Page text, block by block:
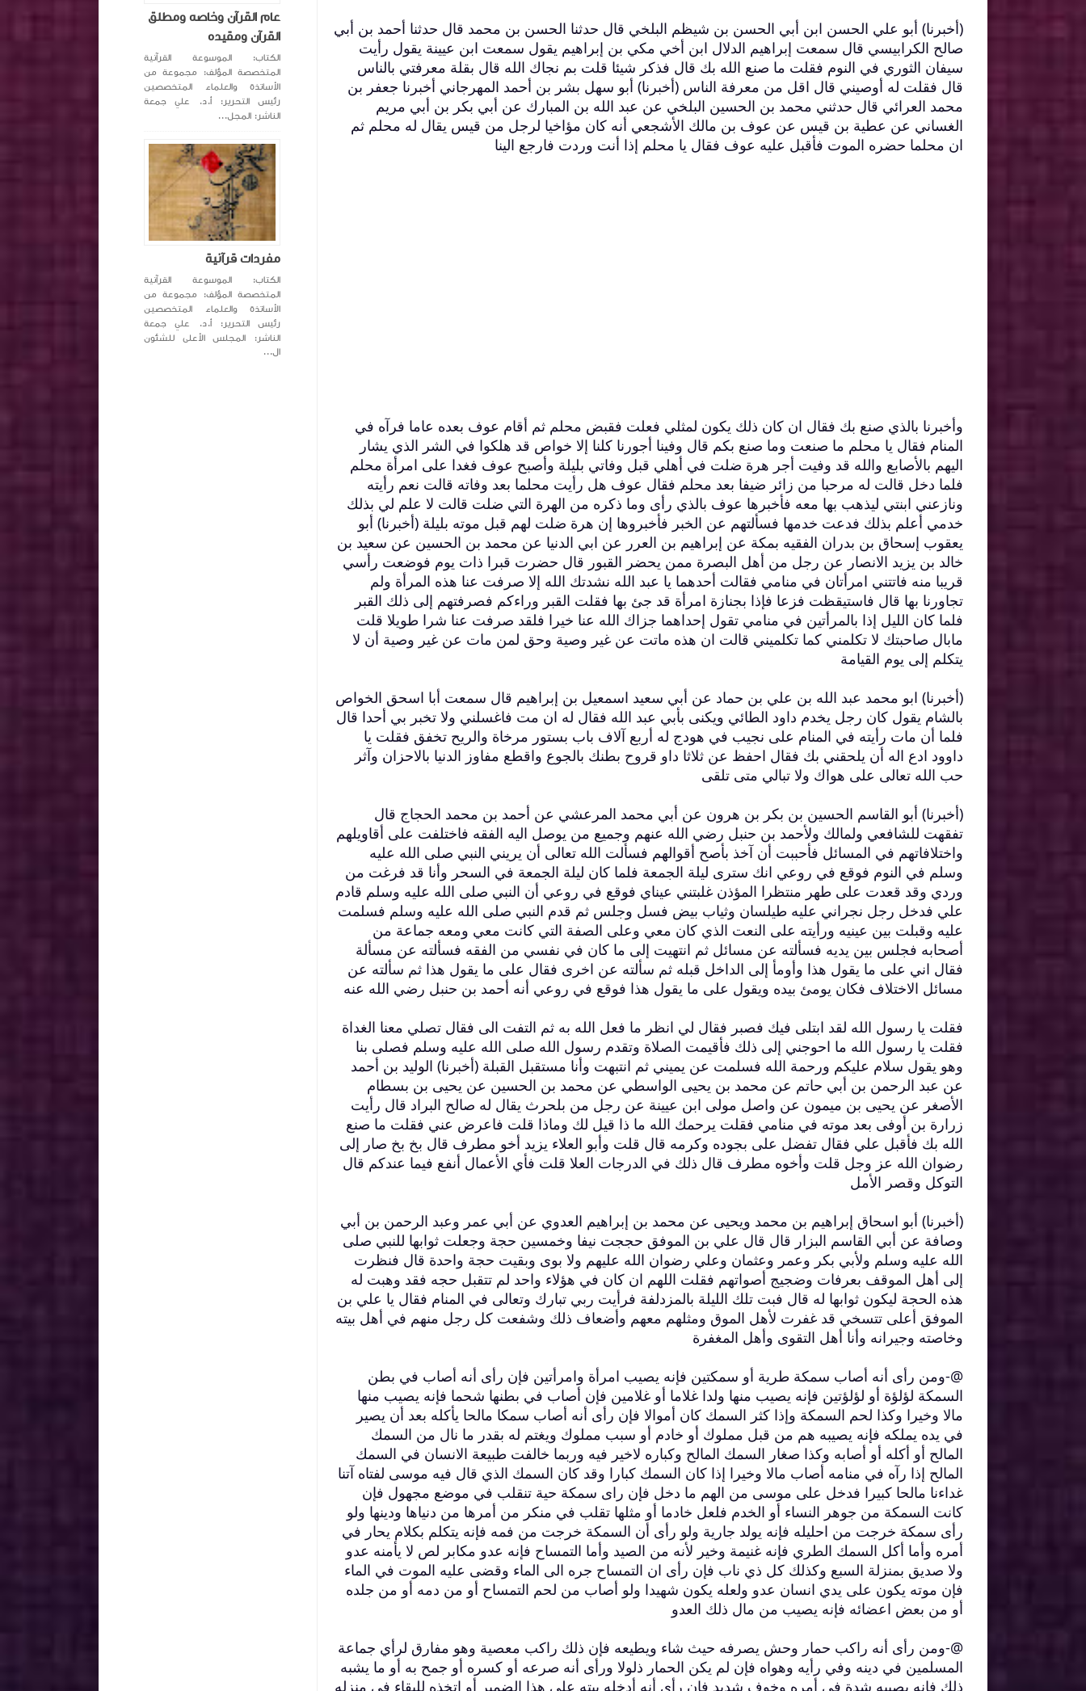
(أخبرنا) أبو علي الحسن ابن أبي الحسن بن شيظم البلخي قال حدثنا الحسن بن محمد قال حدثنا أحمد بن أبي
صالح الكرابيسي قال سمعت إبراهيم الدلال ابن أخي مكي بن إبراهيم يقول سمعت ابن عيينة يقول رأيت
سيفان الثوري في النوم فقلت ما صنع الله بك قال فذكر شيئا قلت بم نجاك الله قال بقلة معرفتي بالناس
قال فقلت له أوصيني قال اقل من معرفة الناس (أخبرنا) أبو سهل بشر بن أحمد المهرجاني أخبرنا جعفر بن
محمد العرائي قال حدثني محمد بن الحسين البلخي عن عبد الله بن المبارك عن أبي بكر بن أبي مريم
الغساني عن عطية بن قيس عن عوف بن مالك الأشجعي أنه كان مؤاخيا لرجل من قيس يقال له محلم ثم
ان محلما حضره الموت فأقبل عليه عوف فقال يا محلم إذا أنت وردت فارجع الينا
وأخبرنا بالذي صنع بك فقال ان كان ذلك يكون لمثلي فعلت فقبض محلم ثم أقام عوف بعده عاما فرآه في
المنام فقال يا محلم ما صنعت وما صنع بكم قال وفينا أجورنا كلنا إلا خواص قد هلكوا في الشر الذي يشار
اليهم بالأصابع والله قد وفيت أجر هرة ضلت في أهلي قبل وفاتي بليلة وأصبح عوف فغدا على امرأة محلم
فلما دخل قالت له مرحبا من زائر ضيفا بعد محلم فقال عوف هل رأيت محلما بعد وفاته قالت نعم رأيته
ونازعني ابنتي ليذهب بها معه فأخبرها عوف بالذي رأى وما ذكره من الهرة التي ضلت قالت لا علم لي بذلك
خدمي أعلم بذلك فدعت خدمها فسألتهم عن الخبر فأخبروها إن هرة ضلت لهم قبل موته بليلة (أخبرنا) أبو
يعقوب إسحاق بن بدران الفقيه بمكة عن إبراهيم بن العرر عن ابي الدنيا عن محمد بن الحسين عن سعيد بن
خالد بن يزيد الانصار عن رجل من أهل البصرة ممن يحضر القبور قال حضرت قبرا ذات يوم فوضعت رأسي
قريبا منه فاتتني امرأتان في منامي فقالت أحدهما يا عبد الله نشدتك الله إلا صرفت عنا هذه المرأة ولم
تجاورنا بها قال فاستيقظت فزعا فإذا بجنازة امرأة قد جئ بها فقلت القبر وراءكم فصرفتهم إلى ذلك القبر
فلما كان الليل إذا بالمرأتين في منامي تقول إحداهما جزاك الله عنا خيرا فلقد صرفت عنا شرا طويلا قلت
مابال صاحبتك لا تكلمني كما تكلميني قالت ان هذه ماتت عن غير وصية وحق لمن مات عن غير وصية أن لا
يتكلم إلى يوم القيامة
(أخبرنا) ابو محمد عبد الله بن علي بن حماد عن أبي سعيد اسمعيل بن إبراهيم قال سمعت أبا اسحق الخواص
بالشام يقول كان رجل يخدم داود الطائي ويكنى بأبي عبد الله فقال له ان مت فاغسلني ولا تخبر بي أحدا قال
فلما أن مات رأيته في المنام على نجيب في هودج له أربع آلاف باب بستور مرخاة والريح تخفق فقلت يا
داوود ادع اله أن يلحقني بك فقال احفظ عن ثلاثا داو قروح بطنك بالجوع واقطع مفاوز الدنيا بالاحزان وآثر
حب الله تعالى على هواك ولا تبالي متى تلقى
(أخبرنا) أبو القاسم الحسين بن بكر بن هرون عن أبي محمد المرعشي عن أحمد بن محمد الحجاج قال
تفقهت للشافعي ولمالك ولأحمد بن حنبل رضي الله عنهم وجميع من يوصل اليه الفقه فاختلفت على أقاويلهم
واختلافاتهم في المسائل فأحببت أن آخذ بأصح أقوالهم فسألت الله تعالى أن يريني النبي صلى الله عليه
وسلم في النوم فوقع في روعي انك سترى ليلة الجمعة فلما كان ليلة الجمعة في السحر وأنا قد فرغت من
وردي وقد قعدت على طهر منتظرا المؤذن غلبتني عيناي فوقع في روعي أن النبي صلى الله عليه وسلم قادم
علي فدخل رجل نجراني عليه طيلسان وثياب بيض فسل وجلس ثم قدم النبي صلى الله عليه وسلم فسلمت
عليه وقبلت بين عينيه ورأيته على النعت الذي كان معي وعلى الصفة التي كانت معي ومعه جماعة من
أصحابه فجلس بين يديه فسألته عن مسائل ثم انتهيت إلى ما كان في نفسي من الفقه فسألته عن مسألة
فقال اني على ما يقول هذا وأومأ إلى الداخل قبله ثم سألته عن اخرى فقال على ما يقول هذا ثم سألته عن
مسائل الاختلاف فكان يومئ بيده ويقول على ما يقول هذا فوقع في روعي أنه أحمد بن حنبل رضي الله عنه
فقلت يا رسول الله لقد ابتلى فيك فصبر فقال لي انظر ما فعل الله به ثم التفت الى فقال تصلي معنا الغداة
فقلت يا رسول الله ما احوجني إلى ذلك فأقيمت الصلاة وتقدم رسول الله صلى الله عليه وسلم فصلى بنا
وهو يقول سلام عليكم ورحمة الله فسلمت عن يميني ثم انتبهت وأنا مستقبل القبلة (أخبرنا) الوليد بن أحمد
عن عبد الرحمن بن أبي حاتم عن محمد بن يحيى الواسطي عن محمد بن الحسين عن يحيى بن بسطام
الأصغر عن يحيى بن ميمون عن واصل مولى ابن عيينة عن رجل من بلحرث يقال له صالح البراد قال رأيت
زرارة بن أوفى بعد موته في منامي فقلت يرحمك الله ما ذا قيل لك وماذا قلت فاعرض عني فقلت ما صنع
الله بك فأقبل علي فقال تفضل على بجوده وكرمه قال قلت وأبو العلاء يزيد أخو مطرف قال بخ بخ صار إلى
رضوان الله عز وجل قلت وأخوه مطرف قال ذلك في الدرجات العلا قلت فأي الأعمال أنفع فيما عندكم قال
التوكل وقصر الأمل
(أخبرنا) أبو اسحاق إبراهيم بن محمد ويحيى عن محمد بن إبراهيم العدوي عن أبي عمر وعبد الرحمن بن أبي
وصافة عن أبي القاسم البزار قال قال علي بن الموفق حججت نيفا وخمسين حجة وجعلت ثوابها للنبي صلى
الله عليه وسلم ولأبي بكر وعمر وعثمان وعلي رضوان الله عليهم ولا بوى وبقيت حجة واحدة قال فنظرت
إلى أهل الموقف بعرفات وضجيج أصواتهم فقلت اللهم ان كان في هؤلاء واحد لم تتقبل حجه فقد وهبت له
هذه الحجة ليكون ثوابها له قال فبت تلك الليلة بالمزدلفة فرأيت ربي تبارك وتعالى في المنام فقال يا علي بن
الموفق أعلى تتسخي قد غفرت لأهل الموق ومثلهم معهم وأضعاف ذلك وشفعت كل رجل منهم في أهل بيته
وخاصته وجيرانه وأنا أهل التقوى وأهل المغفرة
@-ومن رأى أنه أصاب سمكة طرية أو سمكتين فإنه يصيب امرأة وامرأتين فإن رأى أنه أصاب في بطن
السمكة لؤلؤة أو لؤلؤتين فإنه يصيب منها ولدا غلاما أو غلامين فإن أصاب في بطنها شحما فإنه يصيب منها
مالا وخيرا وكذا لحم السمكة وإذا كثر السمك كان أموالا فإن رأى أنه أصاب سمكا مالحا يأكله بعد أن يصير
في يده يملكه فإنه يصيبه هم من قبل مملوك أو خادم أو سبب مملوك ويغتم له بقدر ما نال من السمك
المالح أو أكله أو أصابه وكذا صغار السمك المالح وكباره لاخير فيه وربما خالفت طبيعة الانسان في السمك
المالح إذا رآه في منامه أصاب مالا وخيرا إذا كان السمك كبارا وقد كان السمك الذي قال فيه موسى لفتاه آتنا
غداءنا مالحا كبيرا فدخل على موسى من الهم ما دخل فإن راى سمكة حية تنقلب في موضع مجهول فإن
كانت السمكة من جوهر النساء أو الخدم فلعل خادما أو مثلها تقلب في منكر من أمرها من دنياها ودينها ولو
رأى سمكة خرجت من احليله فإنه يولد جارية ولو رأى أن السمكة خرجت من فمه فإنه يتكلم بكلام يحار في
أمره وأما أكل السمك الطري فإنه غنيمة وخير لأنه من الصيد وأما التمساح فإنه عدو مكابر لص لا يأمنه عدو
ولا صديق بمنزلة السبع وكذلك كل ذي ناب فإن رأى ان التمساح جره الى الماء وقضى عليه الموت في الماء
فإن موته يكون على يدي انسان عدو ولعله يكون شهيدا ولو أصاب من لحم التمساح أو من دمه أو من جلده
أو من بعض اعضائه فإنه يصيب من مال ذلك العدو
@-ومن رأى أنه راكب حمار وحش يصرفه حيث شاء ويطيعه فإن ذلك راكب معصية وهو مفارق لرأي جماعة
المسلمين في دينه وفي رأيه وهواه فإن لم يكن الحمار ذلولا ورأى أنه صرعه أو كسره أو جمح به أو ما يشبه
ذلك فإنه يصيبه شدة في أمره وخوف شديد فإن رأى أنه أدخله بيته على هذا الضمير أو اتخذه للبقاء في منزله
عام القرآن وخاصه ومطلق
القرآن ومقيده
الكتاب: الموسوعة القرآنية
المتخصصة المؤلف: مجموعة من
الأساتذة والعلماء المتخصصين
رئيس التحرير: أ.د. علي جمعة
الناشر: المجل...
مفردات قرآنية
الكتاب: الموسوعة القرآنية
المتخصصة المؤلف: مجموعة من
الأساتذة والعلماء المتخصصين
رئيس التحرير: أ.د. علي جمعة
الناشر: المجلس الأعلى للشئون
ال...